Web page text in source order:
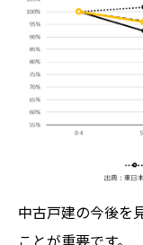
中古戸建の今後を
ことが重要です。